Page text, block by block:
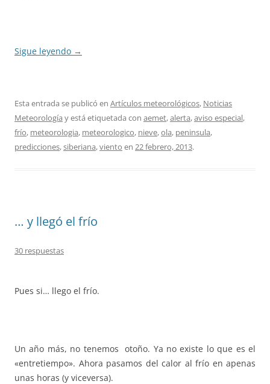
Sigue leyendo →
Esta entrada se publicó en Artículos meteorológicos, Noticias
Meteorología y está etiquetada con aemet,alerta,aviso especial,
frío, meteorologia, meteorologico, nieve,ola, peninsula,
predicciones,siberiana,viento en 22 febrero, 2013.
… y llegó el frío
30 respuestas
Pues si… llego el frío.
Un año más, no tenemos otoño. Ya no existe lo que es el
«entretiempo». Ahora pasamos del calor al frío en apenas
unas horas (y viceversa).